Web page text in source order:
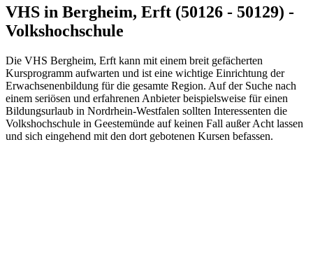
VHS in Bergheim, Erft (50126 - 50129) -
Volkshochschule
Die VHS Bergheim, Erft kann mit einem breit gefächerten
Kursprogramm aufwarten und ist eine wichtige Einrichtung der
Erwachsenenbildung für die gesamte Region. Auf der Suche nach
einem seriösen und erfahrenen Anbieter beispielsweise für einen
Bildungsurlaub in Nordrhein-Westfalen sollten Interessenten die
Volkshochschule in Geestemünde auf keinen Fall außer Acht lassen
und sich eingehend mit den dort gebotenen Kursen befassen.